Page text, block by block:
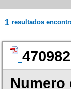
1 resultados
Numero